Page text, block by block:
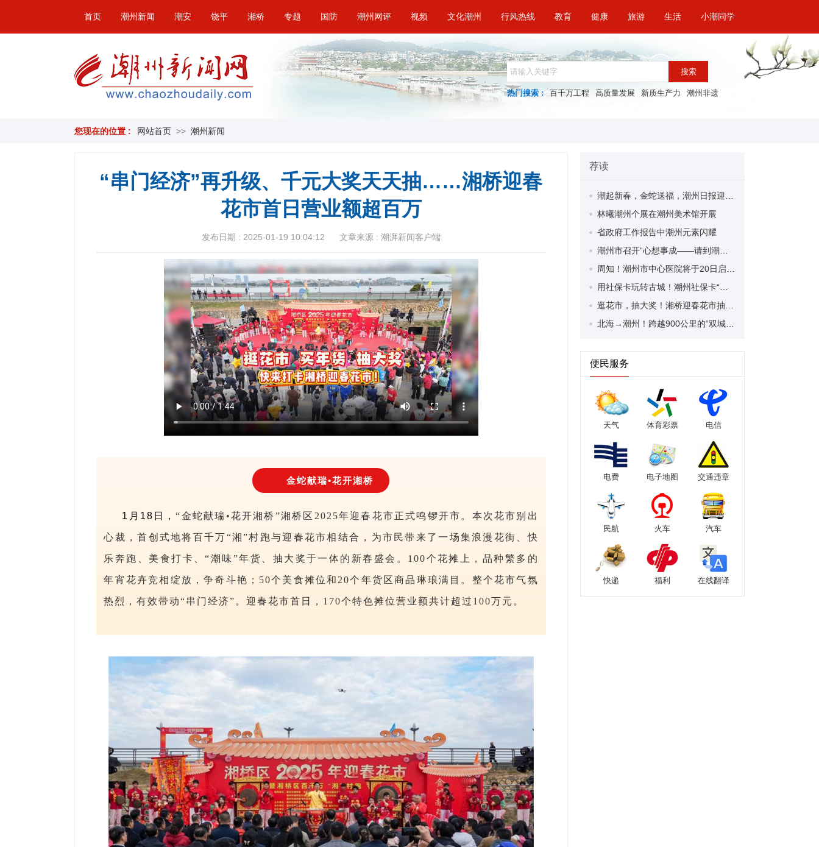
首页 潮州新闻 潮安 饶平 湘桥 专题 国防 潮州网评 视频 文化潮州 行风热线 教育 健康 旅游 生活 小潮同学
搜索
热门搜索 : 百千万工程 高质量发展 新质生产力 潮州非遗
您现在的位置 : 网站首页 >> 潮州新闻
“串门经济”再升级、千元大奖天天抽……湘桥迎春
花市首日营业额超百万
发布日期 : 2025-01-19 10:04:12 文章来源 : 潮湃新闻客户端
金蛇献瑞•花开湘桥
1月18日，“金蛇献瑞•花开湘桥”湘桥区2025年迎春花市正式鸣锣开市。本次花市别出
心裁，首创式地将百千万“湘”村跑与迎春花市相结合，为市民带来了一场集浪漫花街、快
乐奔跑、美食打卡、“潮味”年货、抽大奖于一体的新春盛会。100个花摊上，品种繁多的
年宵花卉竞相绽放，争奇斗艳；50个美食摊位和20个年货区商品琳琅满目。整个花市气氛
热烈，有效带动“串门经济”。迎春花市首日，170个特色摊位营业额共计超过100万元。
荐读
林曦潮州个展在潮州美术馆开展
省政府工作报告中潮州元素闪耀
便民服务
天气 体育彩票 电信
电费 电子地图 交通违章
民航 火车 汽车
快递 福利 在线翻译